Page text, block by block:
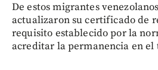
De estos migrantes
actualizaron su certificado de
requisito establecido por la
acreditar la permanencia en